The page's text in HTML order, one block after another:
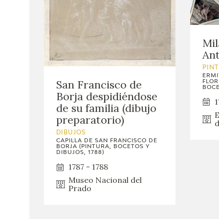
San Francisco de
Borja despidiéndose
de su familia (dibujo
preparatorio)
DIBUJOS
CAPILLA DE SAN FRANCISCO DE
BORJA (PINTURA, BOCETOS Y
DIBUJOS, 1788)
1787 - 1788
Museo Nacional del
Prado